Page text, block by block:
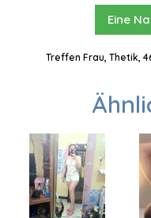
Eine
Treffen Frau, Thetik,